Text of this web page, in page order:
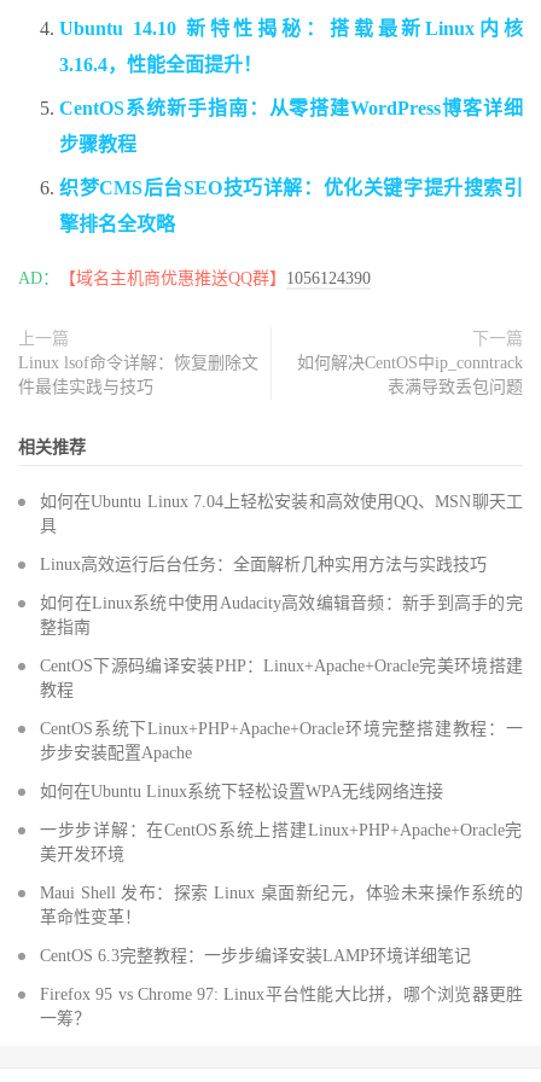
Ubuntu 14.10 新特性揭秘：搭载最新Linux内核
3.16.4，性能全面提升！
CentOS系统新手指南：从零搭建WordPress博客详细
步骤教程
织梦CMS后台SEO技巧详解：优化关键字提升搜索引
擎排名全攻略
AD： 【域名主机商优惠推送QQ群】 1056124390
上一篇
Linux lsof命令详解：恢复删除文
件最佳实践与技巧
下一篇
如何解决CentOS中ip_conntrack
表满导致丢包问题
相关推荐
如何在Ubuntu Linux 7.04上轻松安装和高效使用QQ、MSN聊天工
具
Linux高效运行后台任务：全面解析几种实用方法与实践技巧
如何在Linux系统中使用Audacity高效编辑音频：新手到高手的完
整指南
CentOS下源码编译安装PHP：Linux+Apache+Oracle完美环境搭建
教程
CentOS系统下Linux+PHP+Apache+Oracle环境完整搭建教程：一
步步安装配置Apache
如何在Ubuntu Linux系统下轻松设置WPA无线网络连接
一步步详解：在CentOS系统上搭建Linux+PHP+Apache+Oracle完
美开发环境
Maui Shell 发布：探索 Linux 桌面新纪元，体验未来操作系统的
革命性变革！
CentOS 6.3完整教程：一步步编译安装LAMP环境详细笔记
Firefox 95 vs Chrome 97: Linux平台性能大比拼，哪个浏览器更胜
一筹？